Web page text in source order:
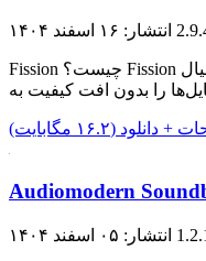
انتشار: ۱۶ اسفند ۱۴۰۴
Fission چیست؟ Fission تنها ویرایشگر صوتی است که با خیال
دانلود (۱۶.۲ مگابایت)
Audiomodern
انتشار: ۰۵ اسفند ۱۴۰۴